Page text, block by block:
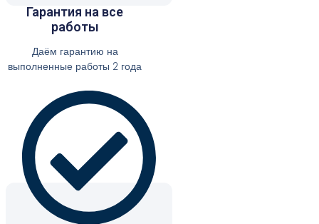
Гарантия на все
работы
Даём гарантию на
выполненные работы 2 года